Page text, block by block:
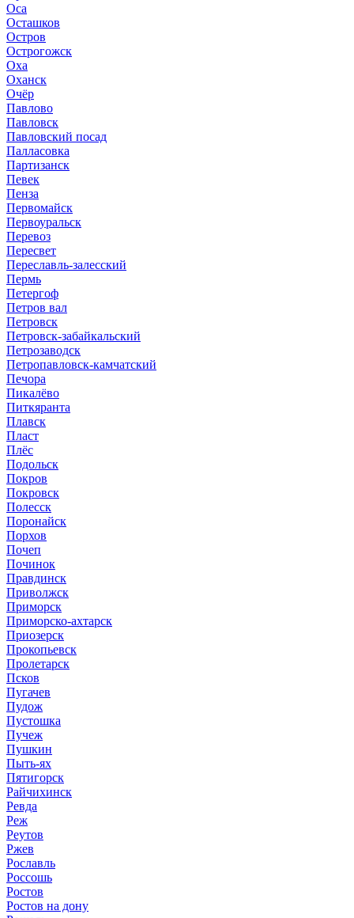
Оса
Осташков
Остров
Острогожск
Оха
Оханск
Очёр
Павлово
Павловск
Павловский посад
Палласовка
Партизанск
Певек
Пенза
Первомайск
Первоуральск
Перевоз
Пересвет
Переславль-залесский
Пермь
Петергоф
Петров вал
Петровск
Петровск-забайкальский
Петрозаводск
Петропавловск-камчатский
Печора
Пикалёво
Питкяранта
Плавск
Пласт
Плёс
Подольск
Покров
Покровск
Полесск
Поронайск
Порхов
Почеп
Починок
Правдинск
Приволжск
Приморск
Приморско-ахтарск
Приозерск
Прокопьевск
Пролетарск
Псков
Пугачев
Пудож
Пустошка
Пучеж
Пушкин
Пыть-ях
Пятигорск
Райчихинск
Ревда
Реж
Реутов
Ржев
Рославль
Россошь
Ростов
Ростов на дону